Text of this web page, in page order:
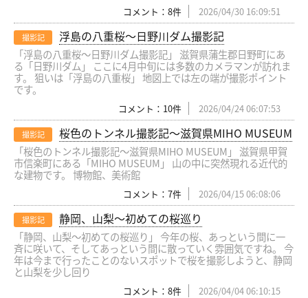
コメント：8件 2026/04/30 16:09:51
撮影記 浮島の八重桜〜日野川ダム撮影記
「浮島の八重桜〜日野川ダム撮影記」 滋賀県蒲生郡日野町にあ
る「日野川ダム」 ここに4月中旬には多数のカメラマンが訪れま
す。 狙いは「浮島の八重桜」 地図上では左の端が撮影ポイント
です。
コメント：10件 2026/04/24 06:07:53
撮影記 桜色のトンネル撮影記〜滋賀県MIHO MUSEUM
「桜色のトンネル撮影記〜滋賀県MIHO MUSEUM」 滋賀県甲賀
市信楽町にある「MIHO MUSEUM」 山の中に突然現れる近代的
な建物です。 博物館、美術館
コメント：7件 2026/04/15 06:08:06
撮影記 静岡、山梨〜初めての桜巡り
「静岡、山梨〜初めての桜巡り」 今年の桜、あっという間に一
斉に咲いて、そしてあっという間に散っていく雰囲気ですね。 今
年は今まで行ったことのないスポットで桜を撮影しようと、静岡
と山梨を少し回り
コメント：8件 2026/04/04 06:10:15